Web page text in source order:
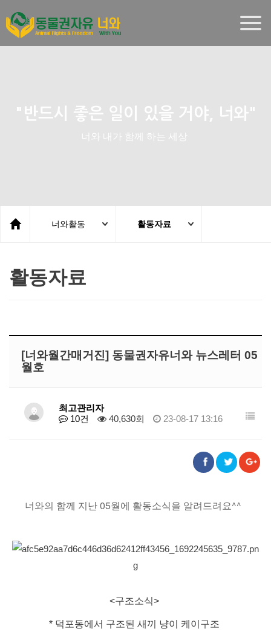
"반드시 좋은 일이 있을 거야, 너와"
너와 내가 함께 하는 세상
너와활동 활동자료
활동자료
[너와월간매거진] 동물권자유너와 뉴스레터 05
월호
최고관리자
10건
40,630회 23-08-17 13:16
너와의 함께 지난 05월에 활동소식을 알려드려요^^
<구조소식>
* 덕포동에서 구조된 새끼 냥이 케이구조